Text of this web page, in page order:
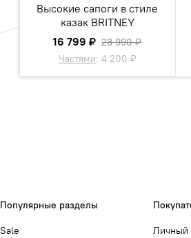
Высокие сапоги в стиле
казак BRITNEY
16 799 ₽ 23 990 ₽
Частями: 4 200 ₽
Популярные разделы
Sale
Личный